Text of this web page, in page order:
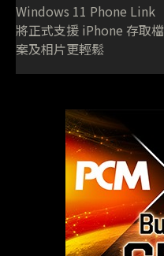
Windows 11 Phone Link
將正式支援 iPhone 存取檔
案及相片更輕鬆